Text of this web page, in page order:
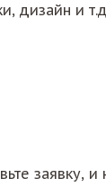
дизайн и
заявку,